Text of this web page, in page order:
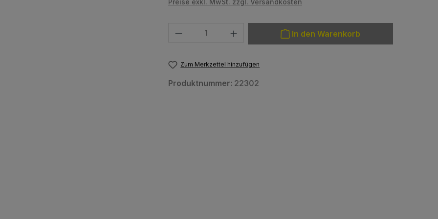
Preise exkl. MwSt. zzgl. Versandkosten
Produkt Anzahl: Gib den gewünschten Wert ein oder benutze die
In den Warenkorb
Zum Merkzettel hinzufügen
Produktnummer: 22302